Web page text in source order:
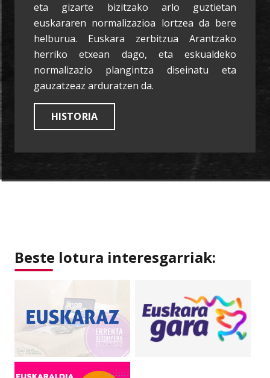
eta gizarte bizitzako arlo guztietan
euskararen normalizazioa lortzea da bere
helburua. Euskara zerbitzua Arantzako
herriko etxean dago, eta eskualdeko
normalizazio plangintza diseinatu eta
gauzatzeaz arduratzen da.
HISTORIA
Beste lotura interesgarriak: